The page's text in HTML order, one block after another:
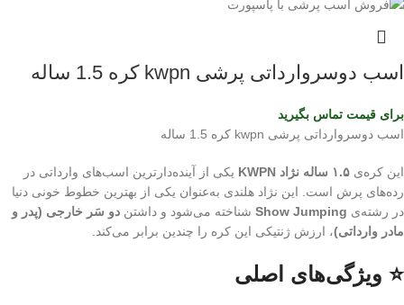
اسب دوسروارداتی پرشی kwpn کره 1.5 ساله
برای قیمت تماس بگیرید
اسب دوسروارداتی پرشی kwpn کره 1.5 ساله
این کره‌ی ۱.۵ ساله نژاد KWPN
یکی از آینده‌دارترین اسب‌های وارداتی در
رده‌های پرش است. این نژاد هلندی به‌عنوان یکی از بهترین خطوط خونی دنیا
در رشته‌ی Show Jumping شناخته می‌شود و داشتن دو سَر خارجی (پدر و
مادر وارداتی)، ارزش ژنتیکی این کره را چندین برابر می‌کند.
⭐ ویژگی‌های اصلی